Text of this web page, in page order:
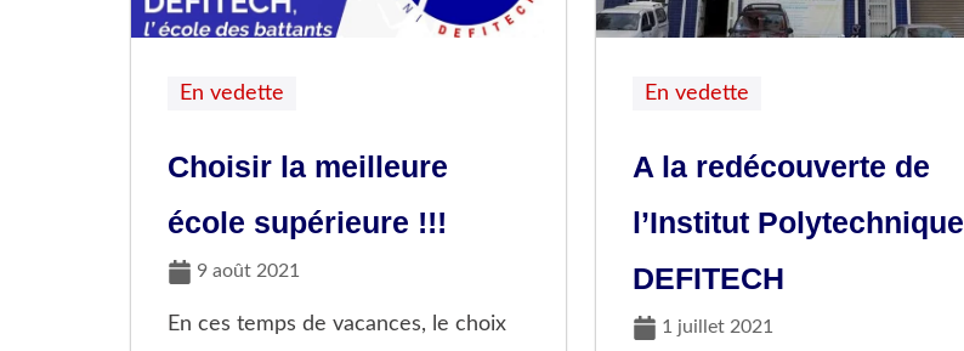
En vedette
Choisir la meilleure
école supérieure !!!
9 août 2021
En ces temps de vacances, le choix
En vedette
A la redécouverte de
l’Institut Polytechnique
DEFITECH
1 juillet 2021